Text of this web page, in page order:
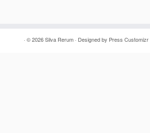
· © 2026Silva Rerum · Designed by Press Customizr